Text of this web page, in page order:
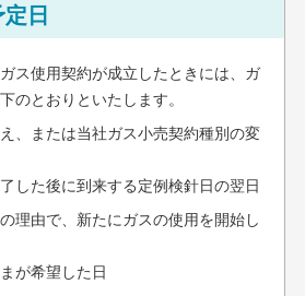
日
ス使用契約が成立したときには、ガ
のとおりといたします。
、または当社ガス小売契約種別の変
した後に到来する定例検針日の翌日
理由で、新たにガスの使用を開始し
が希望した日